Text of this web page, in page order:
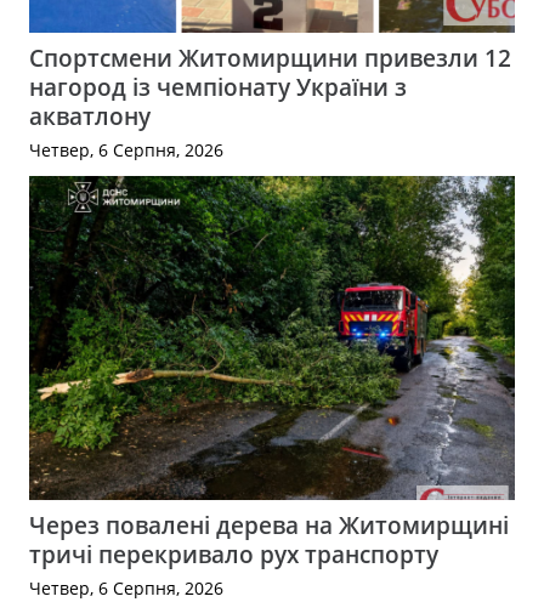
Спортсмени Житомирщини привезли 12
нагород із чемпіонату України з
акватлону
Четвер, 6 Серпня, 2026
Через повалені дерева на Житомирщині
тричі перекривало рух транспорту
Четвер, 6 Серпня, 2026